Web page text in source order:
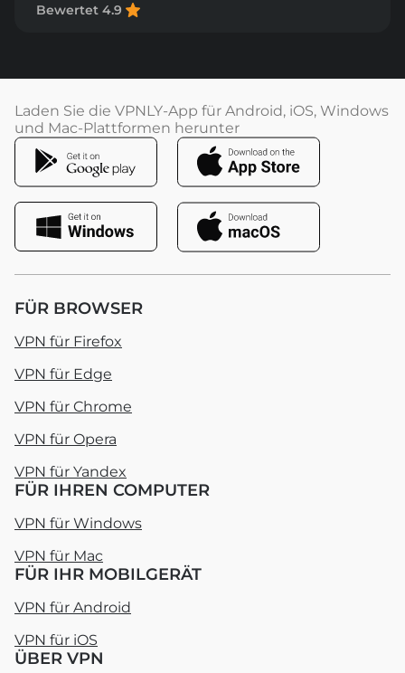
Bewertet 4.9
Laden Sie die VPNLY-App für Android, iOS, Windows
und Mac-Plattformen herunter
FÜR BROWSER
VPN für Firefox
VPN für Edge
VPN für Chrome
VPN für Opera
VPN für Yandex
FÜR IHREN COMPUTER
VPN für Windows
VPN für Mac
FÜR IHR MOBILGERÄT
VPN für Android
VPN für iOS
ÜBER VPN